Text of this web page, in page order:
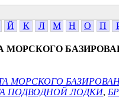
Й К Л М Н О П
МОРСКОГО
МОРСКОГО
ПОДВОДНОЙ ЛОДКИ,